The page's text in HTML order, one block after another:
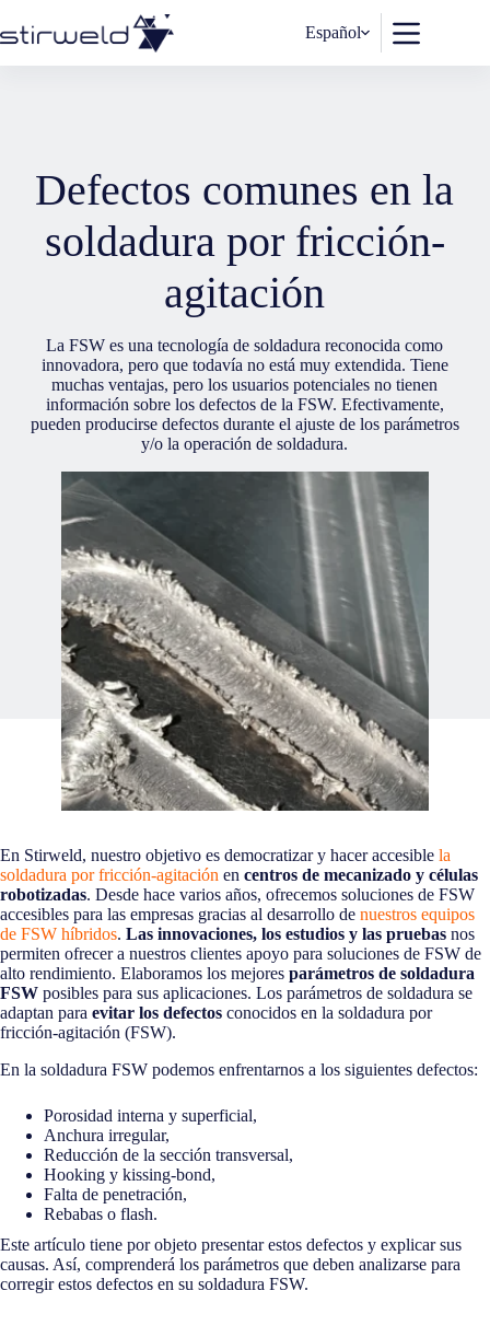
al
contenido
Español
Defectos comunes en la
soldadura por fricción-
agitación
La FSW es una tecnología de soldadura reconocida como
innovadora, pero que todavía no está muy extendida. Tiene
muchas ventajas, pero los usuarios potenciales no tienen
información sobre los defectos de la FSW. Efectivamente,
pueden producirse defectos durante el ajuste de los parámetros
y/o la operación de soldadura.
En Stirweld, nuestro objetivo es democratizar y hacer accesible la
soldadura por fricción-agitación en centros de mecanizado y células
robotizadas. Desde hace varios años, ofrecemos soluciones de FSW
accesibles para las empresas gracias al desarrollo de nuestros equipos
de FSW híbridos. Las innovaciones, los estudios y las pruebas nos
permiten ofrecer a nuestros clientes apoyo para soluciones de FSW de
alto rendimiento. Elaboramos los mejores parámetros de soldadura
FSW posibles para sus aplicaciones. Los parámetros de soldadura se
adaptan para evitar los defectos conocidos en la soldadura por
fricción-agitación (FSW).
En la soldadura FSW podemos enfrentarnos a los siguientes defectos:
Porosidad interna y superficial,
Anchura irregular,
Reducción de la sección transversal,
Hooking y kissing-bond,
Falta de penetración,
Rebabas o flash.
Este artículo tiene por objeto presentar estos defectos y explicar sus
causas. Así, comprenderá los parámetros que deben analizarse para
corregir estos defectos en su soldadura FSW.